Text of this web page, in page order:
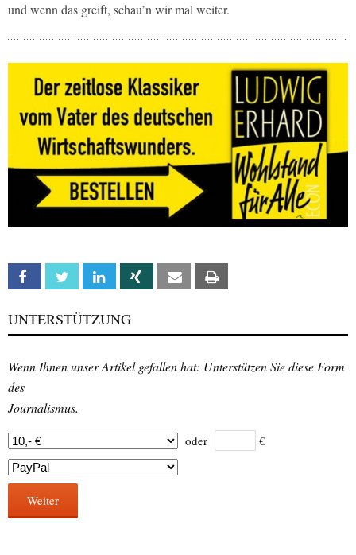
und wenn das greift, schau’n wir mal weiter.
Facebook Twitter Linkedin Xing Email
UNTERSTÜTZUNG
Wenn Ihnen unser Artikel gefallen hat: Unterstützen Sie diese Form
des
Journalismus.
oder €
Weiter